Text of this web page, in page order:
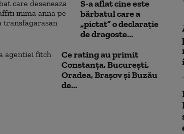
S-a aflat cine este
bărbatul care a
„pictat” o declarație
de dragoste...
Ce rating au primit
Constanța, București,
Oradea, Brașov și Buzău
de...